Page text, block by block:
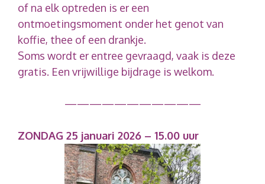
of na elk optreden is er een
ontmoetingsmoment onder het genot van
koffie, thee of een drankje.
Soms wordt er entree gevraagd, vaak is deze
gratis. Een vrijwillige bijdrage is welkom.
———————————
ZONDAG 25 januari 2026 – 15.00 uur